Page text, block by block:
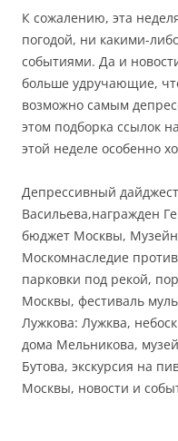
К сожалению, эта
погодой, ни какими-
событиями. Да и
больше удручающие,
возможно самым
этом подборка ссылок
этой неделе особенно
Депрессивный
Васильева,награжден
бюджет Москвы,
Москомнаследие
парковки под рекой,
Москвы, фестиваль
Лужкова: Лужква,
дома Мельникова,
Бутова, экскурсия на
Москвы, новости и